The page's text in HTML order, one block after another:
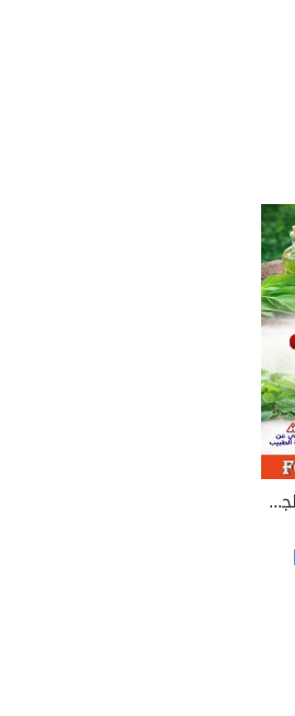
أعشاب تعالج أمراض الجهاز الهضمي